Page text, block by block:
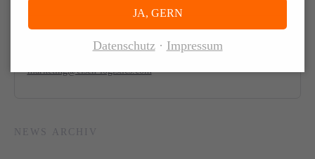
Marketing & Communications
marketing@elsen-logistics.com
NEWS ARCHIV
JA, GERN
Datenschutz Impressum